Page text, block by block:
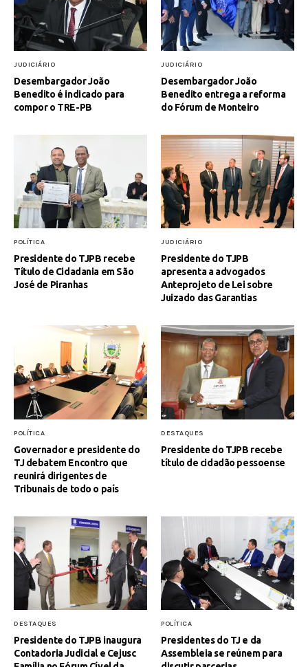
JUDICIÁRIO
Desembargador João
Benedito é indicado para
compor o TRE-PB
JUDICIÁRIO
Desembargador João
Benedito entrega a reforma
do Fórum de Monteiro
POLÍTICA
Presidente do TJPB recebe
Título de Cidadania em São
José de Piranhas
JUDICIÁRIO
Presidente do TJPB
apresenta a advogados
Anteprojeto de Lei sobre
Juizado das Garantias
POLÍTICA
Governador e presidente do
TJ debatem Encontro que
reunirá dirigentes de
Tribunais de todo o país
DESTAQUES
Presidente do TJPB recebe
título de cidadão pessoense
DESTAQUES
Presidente do TJPB inaugura
Contadoria Judicial e Cejusc
POLÍTICA
Presidentes do TJ e da
Assembleia se reúnem para